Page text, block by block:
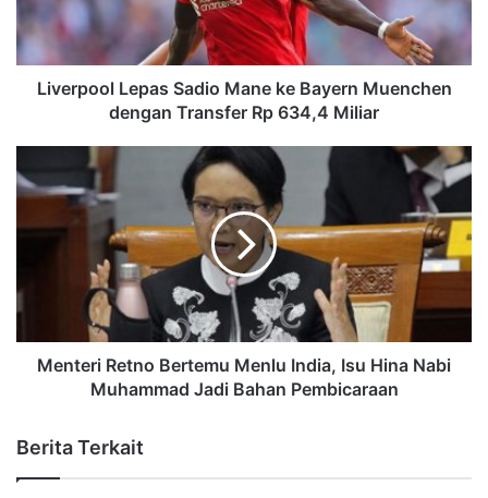
Liverpool Lepas Sadio Mane ke Bayern Muenchen
dengan Transfer Rp 634,4 Miliar
Menteri Retno Bertemu Menlu India, Isu Hina Nabi
Muhammad Jadi Bahan Pembicaraan
Berita Terkait